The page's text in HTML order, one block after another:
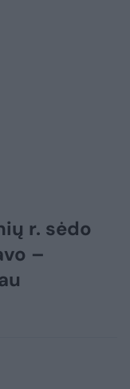
r. sėdo
–